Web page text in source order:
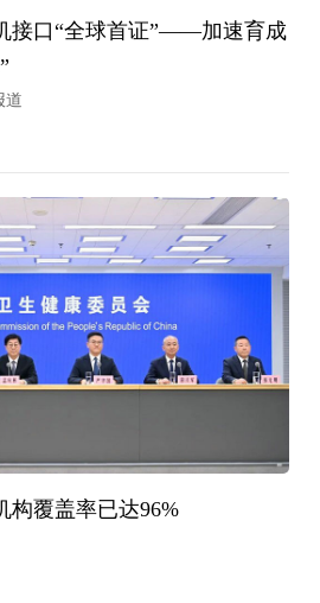
接口“全球首证”——加速育成
道
构覆盖率已达96%